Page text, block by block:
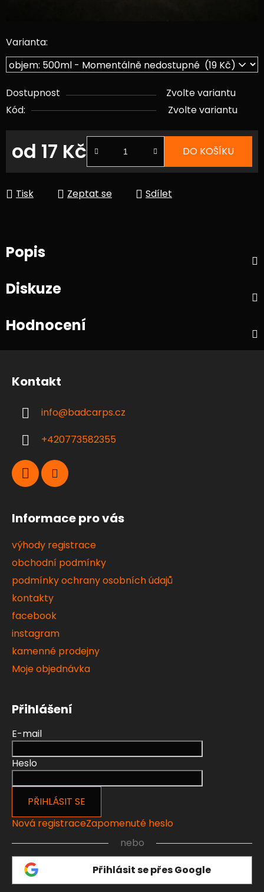
Varianta:
Dostupnost
Zvolte variantu
Kód:
Zvolte variantu
od 17 Kč
Měrná cena:
DO KOŠÍKU
Tisk Zeptat se Sdílet
Popis
Diskuze
Hodnocení
Kontakt
info@badcarps.cz
+420773582355
Informace pro vás
výhody registrace
obchodní podmínky
podmínky ochrany osobních údajů
kontakty
facebook
instagram
kamenné prodejny
Moje objednávka
Přihlášení
E-mail
Heslo
PŘIHLÁSIT SE
Nová registraceZapomenuté heslo
nebo
Přihlásit se přes Google